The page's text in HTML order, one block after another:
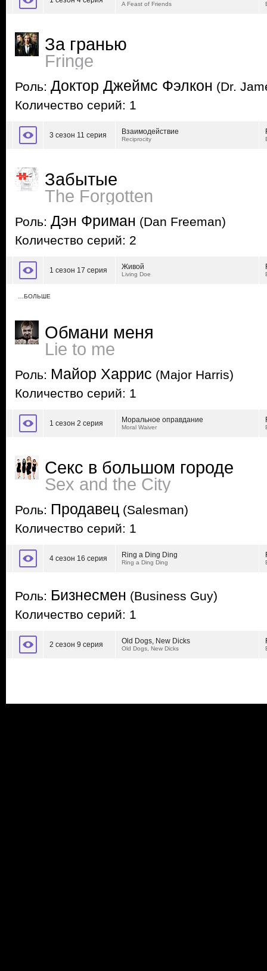
A Feast of Friends
За гранью
Fringe
Роль: Доктор Джеймс Фэлкон (Dr.
Количество серий: 1
3 сезон 11 серия Взаимодействие
Reciprocity
Забытые
The Forgotten
Роль: Дэн Фриман (Dan Freeman)
Количество серий: 2
1 сезон 17 серия Живой
Living Doe
…БОЛЬШЕ
Обмани меня
Lie to me
Роль: Майор Харрис (Major Harris)
Количество серий: 1
1 сезон 2 серия Моральное оправдание
Moral Waiver
Секс в большом городе
Sex and the City
Роль: Продавец (Salesman)
Количество серий: 1
4 сезон 16 серия Ring a Ding Ding
Ring a Ding Ding
Роль: Бизнесмен (Business Guy)
Количество серий: 1
2 сезон 9 серия Old Dogs, New Dicks
Old Dogs, New Dicks